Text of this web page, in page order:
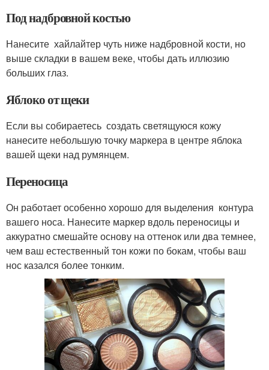
Под надбровной костью
Нанесите хайлайтер чуть ниже надбровной кости, но
выше складки в вашем веке, чтобы дать иллюзию
больших глаз.
Яблоко от щеки
Если вы собираетесь создать светящуюся кожу
нанесите небольшую точку маркера в центре яблока
вашей щеки над румянцем.
Переносица
Он работает особенно хорошо для выделения контура
вашего носа. Нанесите маркер вдоль переносицы и
аккуратно смешайте основу на оттенок или два темнее,
чем ваш естественный тон кожи по бокам, чтобы ваш
нос казался более тонким.